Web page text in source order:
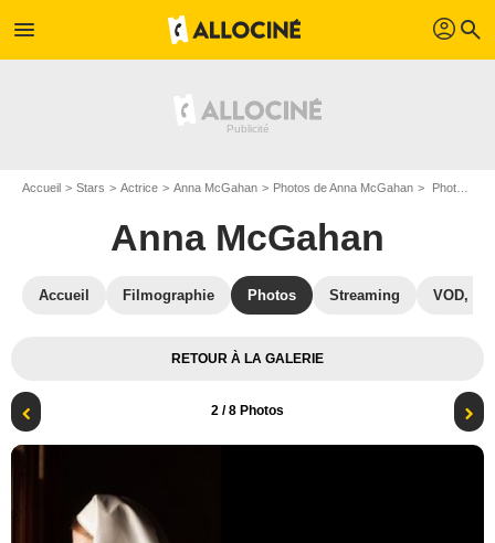
menu profil search
Accueil Stars Actrice Anna McGahan Photos de Anna McGahan Photo Anna McGahan
Anna McGahan
Accueil Filmographie Photos Streaming VOD,
RETOUR À LA GALERIE
2 / 8 Photos